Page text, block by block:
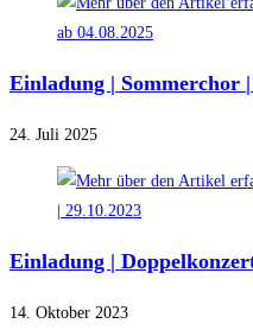
Einladung | Sommerchor |
24. Juli 2025
Einladung |
14. Oktober 2023